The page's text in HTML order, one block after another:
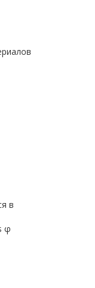
в
φ